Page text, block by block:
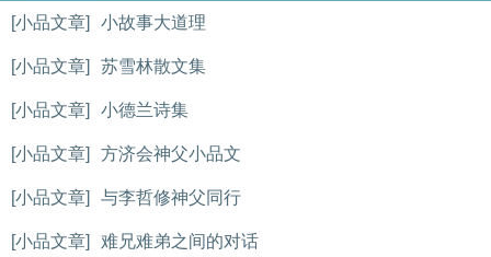
[小品文章] 小故事大道理
[小品文章] 苏雪林散文集
[小品文章] 小德兰诗集
[小品文章] 方济会神父小品文
[小品文章] 与李哲修神父同行
[小品文章] 难兄难弟之间的对话